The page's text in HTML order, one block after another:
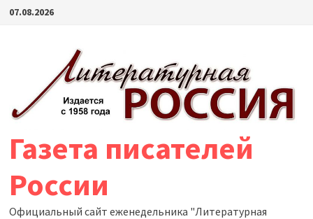
Перейти
07.08.2026
Газета писателей
России
Официальный сайт еженедельника "Литературная